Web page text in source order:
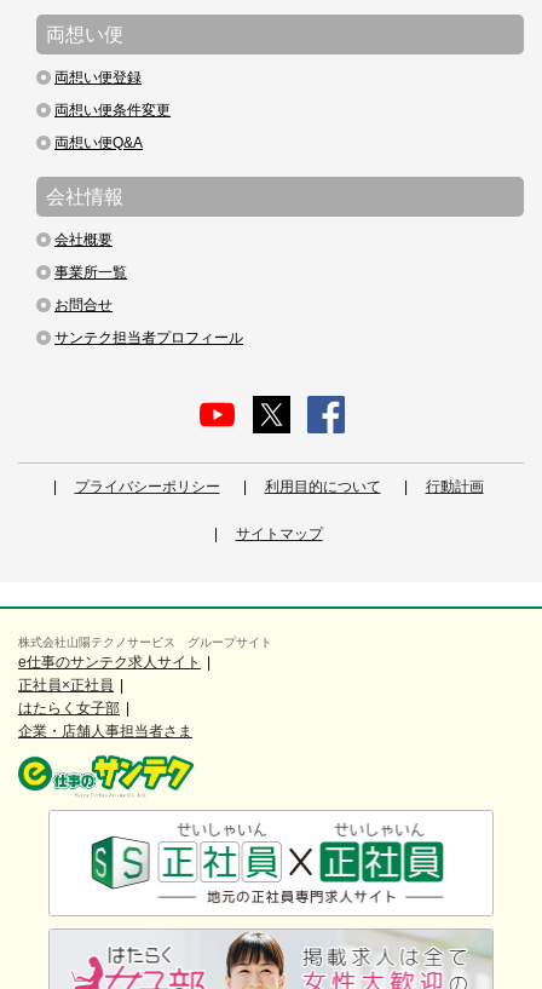
両想い便
両想い便登録
両想い便条件変更
両想い便Q&A
会社情報
会社概要
事業所一覧
お問合せ
サンテク担当者プロフィール
プライバシーポリシー 利用目的について 行動計画
サイトマップ
株式会社山陽テクノサービス グループサイト
e仕事のサンテク求人サイト
正社員×正社員
はたらく女子部
企業・店舗人事担当者さま